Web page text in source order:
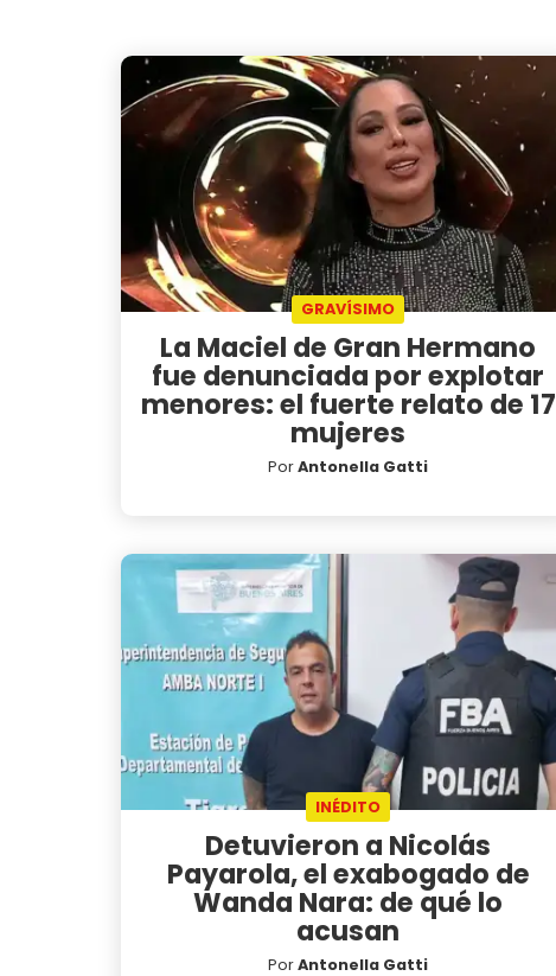
GRAVÍSIMO
La Maciel de Gran Hermano
fue denunciada por explotar
menores: el fuerte relato de 17
mujeres
PorAntonella Gatti
INÉDITO
Detuvieron a Nicolás
Payarola, el exabogado de
Wanda Nara: de qué lo
acusan
PorAntonella Gatti